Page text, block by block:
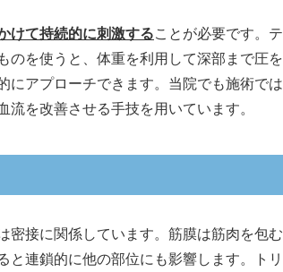
けて持続的に刺激することが必要です。テ
のを使うと、体重を利用して深部まで圧を
にアプローチできます。当院でも施術では
を改善させる手技を用いています。
密接に関係しています。筋膜は筋肉を包む
連鎖的に他の部位にも影響します。トリ